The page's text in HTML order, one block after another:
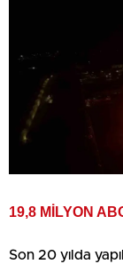
19,8 MİLYON
Son 20 yılda